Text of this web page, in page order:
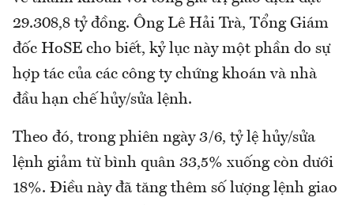
29.308,8 tỷ đồng. Ông Lê Hải Trà, Tổng Giám
đốc HoSE cho biết, kỷ lục này một phần do sự
hợp tác của các công ty chứng khoán và nhà
đầu hạn chế hủy/sửa lệnh.
Theo đó, trong phiên ngày 3/6, tỷ lệ hủy/sửa
lệnh giảm từ bình quân 33,5% xuống còn dưới
18%. Điều này đã tăng thêm số lượng lệnh giao